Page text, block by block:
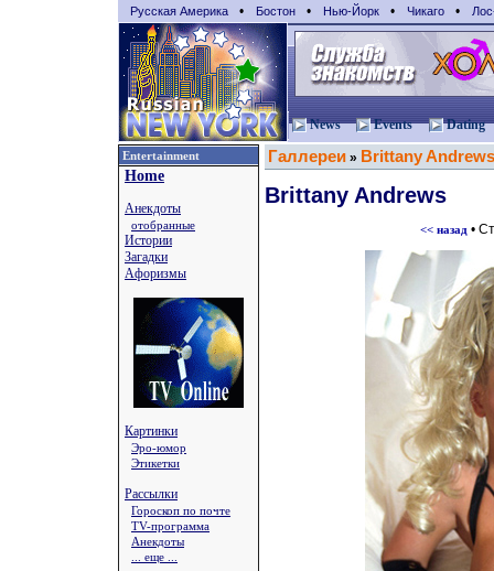
Русская Америка • Бостон • Нью-Йорк • Чикаго •
News Events Dating
Entertainment
Home
Анекдоты
отобранные
Истории
Загадки
Афоризмы
Картинки
Эро-юмор
Этикетки
Рассылки
Гороскоп по почте
TV-программа
Анекдоты
... еще ...
Галлереи » Brittany Andrews
Brittany Andrews
<< назад •